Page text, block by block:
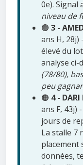
0e). Signal
niveau de
🟢 3 -
ans H, 28j)
élevé du
analyse ci-
(78/80),
peu
🟠 4 - DARI
ans F, 43j)
jours de
La stalle 7
placement
données,